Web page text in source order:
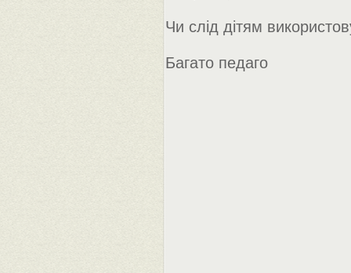
Чи слід дітям
Багато педаго